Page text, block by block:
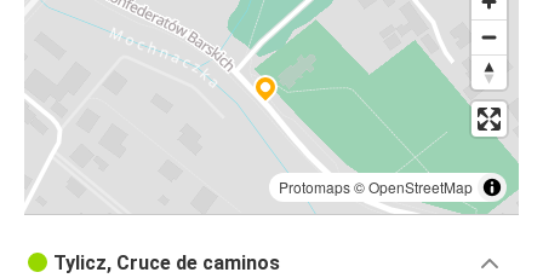
Protomaps©OpenStreetMap
Tylicz, Cruce de caminos